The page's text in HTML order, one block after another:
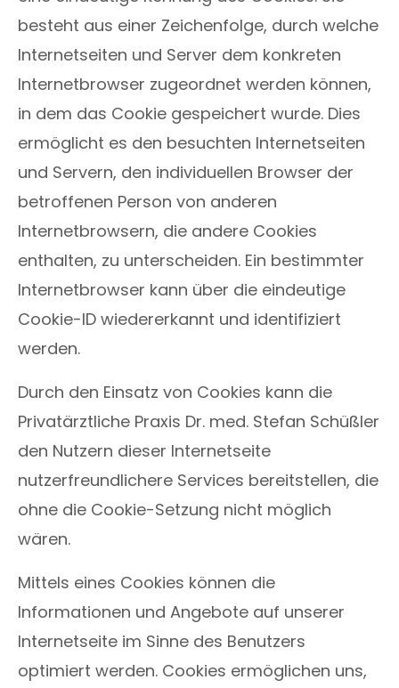
besteht aus einer Zeichenfolge, durch welche
Internetseiten und Server dem konkreten
Internetbrowser zugeordnet werden können,
in dem das Cookie gespeichert wurde. Dies
ermöglicht es den besuchten Internetseiten
und Servern, den individuellen Browser der
betroffenen Person von anderen
Internetbrowsern, die andere Cookies
enthalten, zu unterscheiden. Ein bestimmter
Internetbrowser kann über die eindeutige
Cookie-ID wiedererkannt und identifiziert
werden.
Durch den Einsatz von Cookies kann die
Privatärztliche Praxis Dr. med. Stefan Schüßler
den Nutzern dieser Internetseite
nutzerfreundlichere Services bereitstellen, die
ohne die Cookie-Setzung nicht möglich
wären.
Mittels eines Cookies können die
Informationen und Angebote auf unserer
Internetseite im Sinne des Benutzers
optimiert werden. Cookies ermöglichen uns,